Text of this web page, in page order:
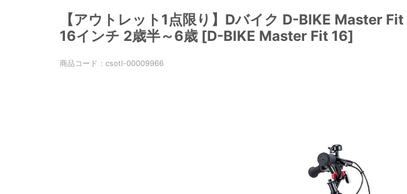
【アウトレット1点限り】Dバイク D-BIKE Master
16インチ 2歳半～6歳 [D-BIKE Master Fit 16]
商品コード： csotl-00009966